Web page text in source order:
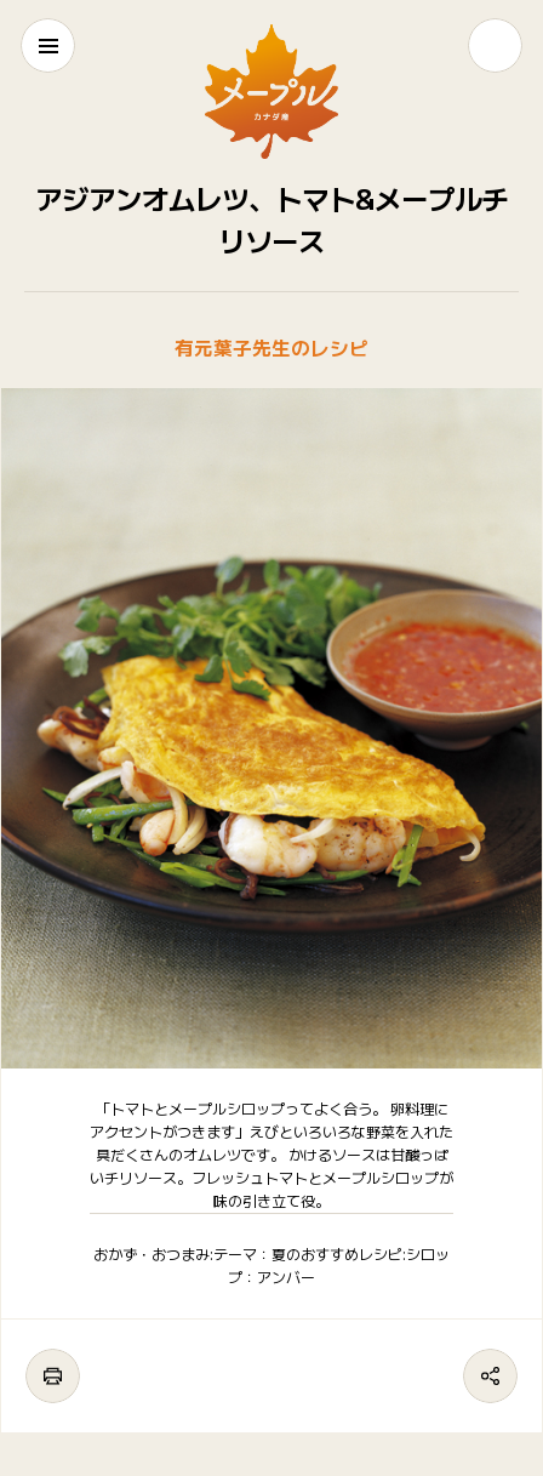
アジアンオムレツ、トマト&メープルチ
リソース
有元葉子先生のレシピ
「トマトとメープルシロップってよく合う。 卵料理に
アクセントがつきます」えびといろいろな野菜を入れた
具だくさんのオムレツです。 かけるソースは甘酸っぱ
いチリソース。フレッシュトマトとメープルシロップが
味の引き立て役。
おかず・おつまみ:テーマ：夏のおすすめレシピ:シロッ
プ：アンバー